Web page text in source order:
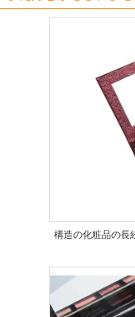
構造の化粧品の長